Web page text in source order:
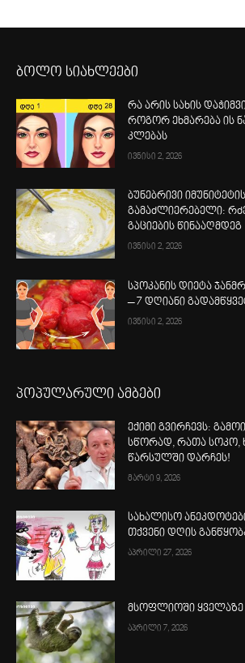
ბოლო სიახლეები
რა არის სახის
როგორ ეხმარება ის
კლებას
ივნისი 2, 2026
ბუნებრივი იმუნიტეტის
გამაძლიერებელი:
გაციების წინააღმდეგ
ივნისი 2, 2026
სპოკანის დიეტა
– 7 დღიანი
ივნისი 2, 2026
პოპულარული ამბები
ექიმი გვირჩევს:
სწორად, რათა სოკო,
წარსულში დარჩეს!
მარტი 9, 2026
სახალისო
თქვენი დღის
აპრილი 27, 2026
მსოფლიოში
აპრილი 7, 2026